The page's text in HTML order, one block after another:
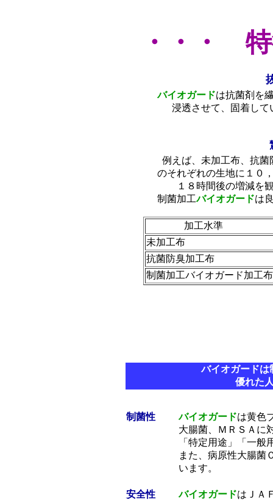
・・・
バイオガードは抗菌剤を
浸透させて、固着し
例えば、未加工布、抗
のそれぞれの生地に１０
１８時間後の増減を
制菌加工バイオガードは
加工水準
未加工布
抗菌防臭加工布
制菌加工バイオガード加工布
バイオガードは
優れた
制菌性 バイオガードは黄色
大腸菌、ＭＲＳＡに
「特定用途」「一
また、病原性大腸菌
います。
安全性 バイオガードはＪＡ